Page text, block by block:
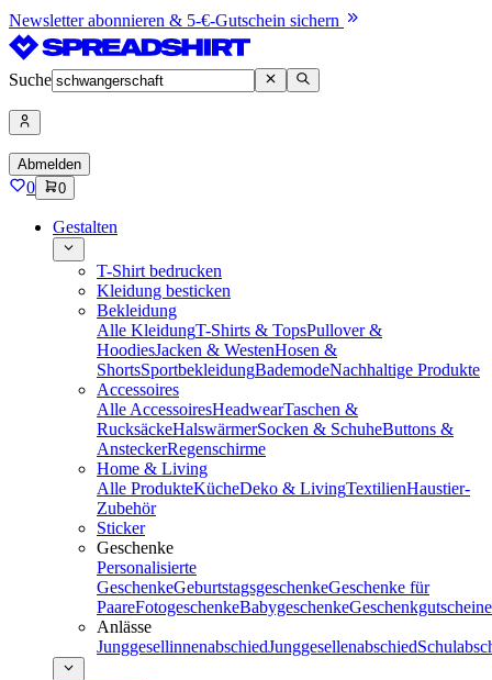
Newsletter abonnieren & 5-€-Gutschein sichern
Suche
Abmelden
0 0
Gestalten
T-Shirt bedrucken
Kleidung besticken
Bekleidung
Alle KleidungT-Shirts & TopsPullover &
HoodiesJacken & WestenHosen &
ShortsSportbekleidungBademodeNachhaltige Produkte
Accessoires
Alle AccessoiresHeadwearTaschen &
RucksäckeHalswärmerSocken & SchuheButtons &
AnsteckerRegenschirme
Home & Living
Alle ProdukteKücheDeko & LivingTextilienHaustier-
Zubehör
Sticker
Geschenke
Personalisierte
GeschenkeGeburtstagsgeschenkeGeschenke für
PaareFotogeschenkeBabygeschenkeGeschenkgutscheine
Anlässe
JunggesellinnenabschiedJunggesellenabschied